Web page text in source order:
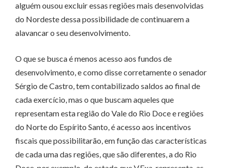
alguém ousou excluir essas regiões mais desenvolvidas
do Nordeste dessa possibilidade de continuarem a
alavancar o seu desenvolvimento.
O que se busca é menos acesso aos fundos de
desenvolvimento, e como disse corretamente o senador
Sérgio de Castro, tem contabilizado saldos ao final de
cada exercício, mas o que buscam aqueles que
representam esta região do Vale do Rio Doce e regiões
do Norte do Espírito Santo, é acesso aos incentivos
fiscais que possibilitarão, em função das características
de cada uma das regiões, que são diferentes, a do Rio